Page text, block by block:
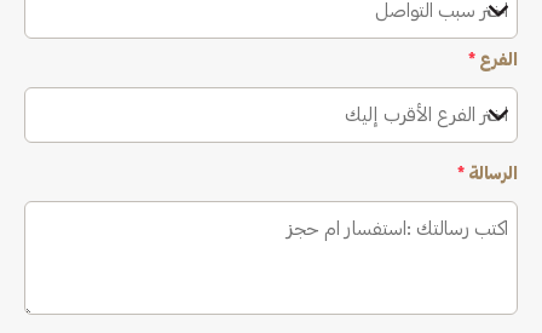
اختر سبب التواصل
الفرع *
اختر الفرع الأقرب إليك
الرسالة *